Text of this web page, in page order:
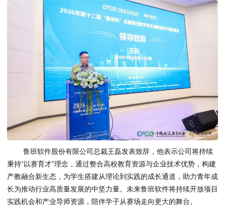
鲁班软件股份有限公司总裁王磊发表致辞，他表示公司将持续
秉持“以赛育才”理念，通过整合高校教育资源与企业技术优势，构建
产教融合新生态，为学生搭建从理论到实践的成长通道，助力青年成
长为推动行业高质量发展的中坚力量。未来鲁班软件将持续开放项目
实践机会和产业导师资源，陪伴学子从赛场走向更大的舞台。